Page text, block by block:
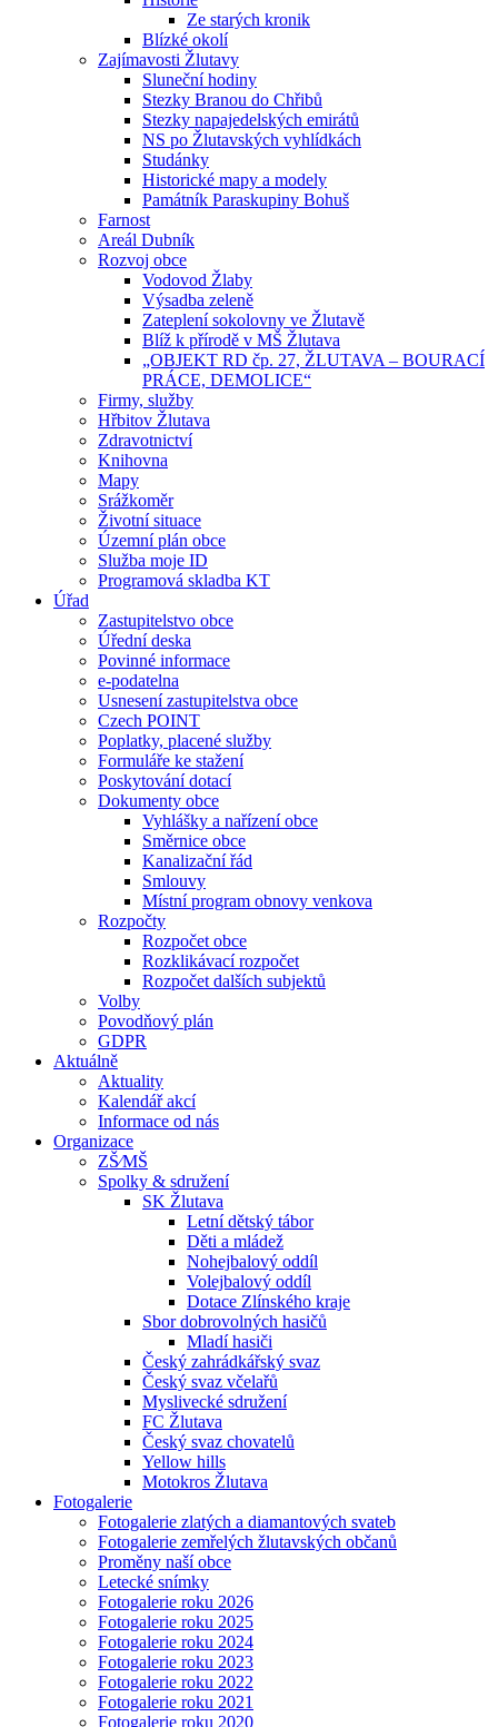
Ze starých kronik
Blízké okolí
Zajímavosti Žlutavy
Sluneční hodiny
Stezky Branou do Chřibů
Stezky napajedelských emirátů
NS po Žlutavských vyhlídkách
Studánky
Historické mapy a modely
Památník Paraskupiny Bohuš
Farnost
Areál Dubník
Rozvoj obce
Vodovod Žlaby
Výsadba zeleně
Zateplení sokolovny ve Žlutavě
Blíž k přírodě v MŠ Žlutava
„OBJEKT RD čp. 27, ŽLUTAVA – BOURACÍ
PRÁCE, DEMOLICE“
Firmy, služby
Hřbitov Žlutava
Zdravotnictví
Knihovna
Mapy
Srážkoměr
Životní situace
Územní plán obce
Služba moje ID
Programová skladba KT
Úřad
Zastupitelstvo obce
Úřední deska
Povinné informace
e-podatelna
Usnesení zastupitelstva obce
Czech POINT
Poplatky, placené služby
Formuláře ke stažení
Poskytování dotací
Dokumenty obce
Vyhlášky a nařízení obce
Směrnice obce
Kanalizační řád
Smlouvy
Místní program obnovy venkova
Rozpočty
Rozpočet obce
Rozklikávací rozpočet
Rozpočet dalších subjektů
Volby
Povodňový plán
GDPR
Aktuálně
Aktuality
Kalendář akcí
Informace od nás
Organizace
ZŠ⁄MŠ
Spolky & sdružení
SK Žlutava
Letní dětský tábor
Děti a mládež
Nohejbalový oddíl
Volejbalový oddíl
Dotace Zlínského kraje
Sbor dobrovolných hasičů
Mladí hasiči
Český zahrádkářský svaz
Český svaz včelařů
Myslivecké sdružení
FC Žlutava
Český svaz chovatelů
Yellow hills
Motokros Žlutava
Fotogalerie
Fotogalerie zlatých a diamantových svateb
Fotogalerie zemřelých žlutavských občanů
Proměny naší obce
Letecké snímky
Fotogalerie roku 2026
Fotogalerie roku 2025
Fotogalerie roku 2024
Fotogalerie roku 2023
Fotogalerie roku 2022
Fotogalerie roku 2021
Fotogalerie roku 2020